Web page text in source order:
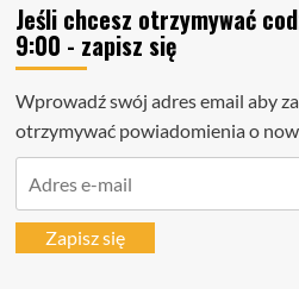
Jeśli chcesz otrzymywać
9:00 - zapisz się
Wprowadź swój adres email aby
otrzymywać powiadomienia o
mailZapisz się